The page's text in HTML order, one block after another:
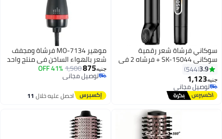
سوكاني فرشاة شعر رقمية
سوكاني SK-15044 + فرشاه 2 في
1
3.9
544
جنيه1,123
توصيل مجاني
توصيل مجاني
موهير MO-7134 فرشاة ومجفف
شعر بالهواء الساخن في منتج واحد
جنيه875
1,500
41% OFF
توصيل مجاني
توصيل مجاني
احصل عليه خلال 11